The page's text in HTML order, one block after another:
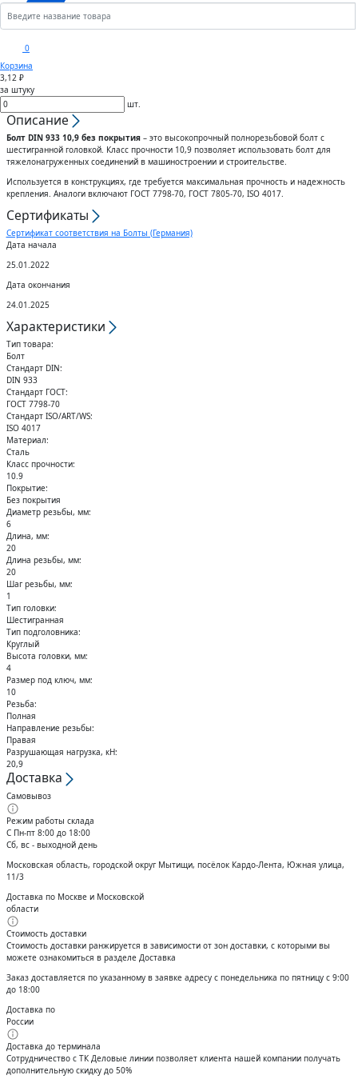
0
Корзина
Анкеры
Шплинты
Штифты
Дюбели
Шурупы
Гвозди
Спец.крепеж
Шпоночный материал
Кольца стопорные
Скобы
Крюки
Вертлюги
Блоки
Сектора управления к
дроссельному клапану
Воздуховоды гибкие
Диффузоры для вентиляции
Штампованные изделия
Клапаны
Гибкие вставки
Воздухо-распределители
3,12 ₽
за штуку
шт.
Описание
Болт DIN 933 10,9 без покрытия– это высокопрочный полнорезьбовой болт с
шестигранной головкой. Класс прочности 10,9 позволяет использовать болт для
тяжелонагруженных соединений в машиностроении и строительстве.
Используется в конструкциях, где требуется максимальная прочность и надежность
крепления. Аналоги включают ГОСТ 7798-70, ГОСТ 7805-70, ISO 4017.
Сертификаты
Сертификат соответствия на Болты (Германия)
Дата начала
25.01.2022
Дата окончания
24.01.2025
Характеристики
Тип товара:
Болт
Стандарт DIN:
DIN 933
Стандарт ГОСТ:
ГОСТ 7798-70
Стандарт ISO/ART/WS:
ISO 4017
Материал:
Сталь
Класс прочности:
10.9
Покрытие:
Без покрытия
Диаметр резьбы, мм:
6
Длина, мм:
20
Длина резьбы, мм:
20
Шаг резьбы, мм:
1
Тип головки:
Шестигранная
Тип подголовника:
Круглый
Высота головки, мм:
4
Размер под ключ, мм:
10
Резьба:
Полная
Направление резьбы:
Правая
Разрушающая нагрузка, кН:
20,9
Доставка
Самовывоз
Режим работы склада
С Пн-пт 8:00 до 18:00
Сб, вс - выходной день
Московская область, городской округ Мытищи, посёлок Кардо-Лента, Южная улица,
11/3
Доставка по Москве и Московской
области
Стоимость доставки
Стоимость доставки ранжируется в зависимости от зон доставки, с которыми вы
можете ознакомиться в разделе Доставка
Заказ доставляется по указанному в заявке адресу с понедельника по пятницу с 9:00
до 18:00
Доставка по
России
Доставка до терминала
Сотрудничество с ТК Деловые линии позволяет клиента нашей компании получать
дополнительную скидку до 50%